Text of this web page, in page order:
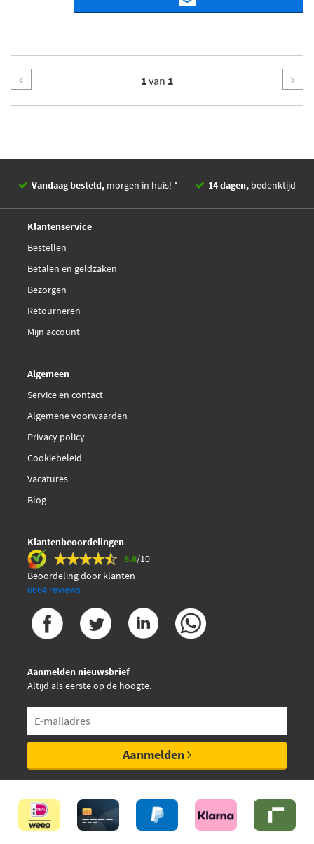
1van 1
Vandaag besteld, morgen in huis! * 14 dagen, bedenktijd
Klantenservice
Bestellen
Betalen en geldzaken
Bezorgen
Retourneren
Mijn account
Algemeen
Service en contact
Algemene voorwaarden
Privacy policy
Cookiebeleid
Vacatures
Blog
Klantenbeoordelingen
8.8/10
Beoordeling door klanten
6664 reviews
Aanmelden nieuwsbrief
Altijd als eerste op de hoogte.
Aanmelden